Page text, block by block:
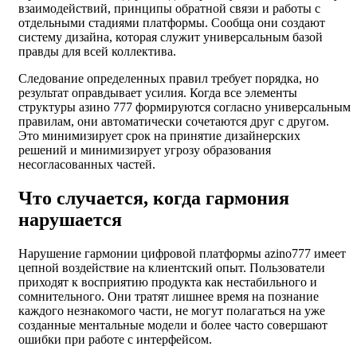
взаимодействий, принципы обратной связи и работы с
отдельными стадиями платформы. Сообща они создают
систему дизайна, которая служит универсальным базой
правды для всей коллектива.
Следование определенных правил требует порядка, но
результат оправдывает усилия. Когда все элементы
структуры азино 777 формируются согласно универсальным
правилам, они автоматически сочетаются друг с другом.
Это минимизирует срок на принятие дизайнерских
решений и минимизирует угрозу образования
несогласованных частей.
Что случается, когда гармония
нарушается
Нарушение гармонии цифровой платформы azino777 имеет
цепной воздействие на клиентский опыт. Пользователи
приходят к восприятию продукта как нестабильного и
сомнительного. Они тратят лишнее время на познание
каждого незнакомого части, не могут полагаться на уже
созданные ментальные модели и более часто совершают
ошибки при работе с интерфейсом.